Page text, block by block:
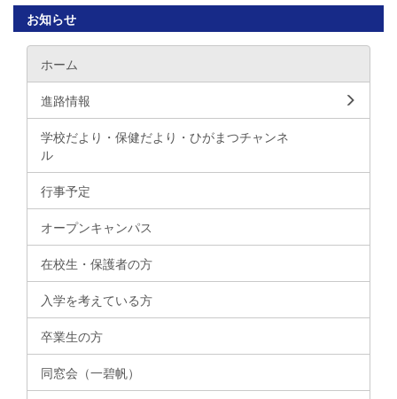
お知らせ
ホーム
進路情報
学校だより・保健だより・ひがまつチャンネ
ル
行事予定
オープンキャンパス
在校生・保護者の方
入学を考えている方
卒業生の方
同窓会（一碧帆）